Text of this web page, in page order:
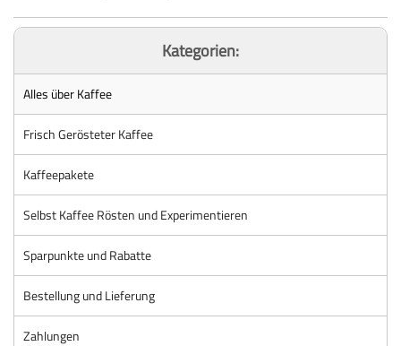
Kategorien:
Alles über Kaffee
Frisch Gerösteter Kaffee
Kaffeepakete
Selbst Kaffee Rösten und Experimentieren
Sparpunkte und Rabatte
Bestellung und Lieferung
Zahlungen